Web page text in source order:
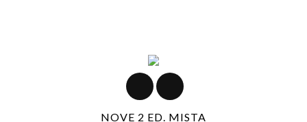
NOVE 2 ED. MISTA